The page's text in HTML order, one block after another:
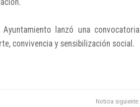
lanzó una convocatoria
convivencia y sensibilización social.
Noticia siguiente: